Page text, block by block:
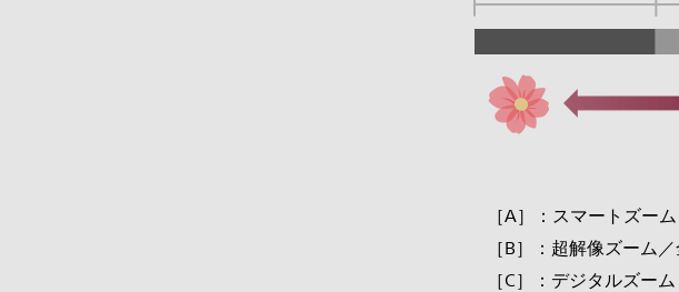
［A］：スマートズー
［B］：超解像ズーム
［C］：デジタルズー